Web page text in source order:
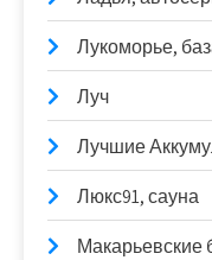
Лукоморье,
Луч
Лучшие
Люкс91, сауна
Макарьевские